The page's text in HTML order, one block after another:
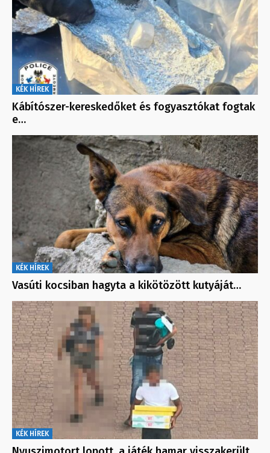
KÉK HÍREK
Kábítószer-kereskedőket és fogyasztókat fogtak
e…
KÉK HÍREK
Vasúti kocsiban hagyta a kikötözött kutyáját…
KÉK HÍREK